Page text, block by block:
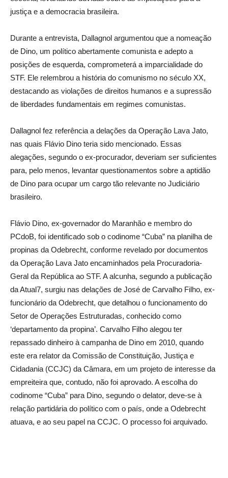
justiça e a democracia brasileira.
Durante a entrevista, Dallagnol argumentou que a nomeação
de Dino, um político abertamente comunista e adepto a
posições de esquerda, comprometerá a imparcialidade do
STF. Ele relembrou a história do comunismo no século XX,
destacando as violações de direitos humanos e a supressão
de liberdades fundamentais em regimes comunistas.
Dallagnol fez referência a delações da Operação Lava Jato,
nas quais Flávio Dino teria sido mencionado. Essas
alegações, segundo o ex-procurador, deveriam ser suficientes
para, pelo menos, levantar questionamentos sobre a aptidão
de Dino para ocupar um cargo tão relevante no Judiciário
brasileiro.
Flávio Dino, ex-governador do Maranhão e membro do
PCdoB, foi identificado sob o codinome “Cuba” na planilha de
propinas da Odebrecht, conforme revelado por documentos
da Operação Lava Jato encaminhados pela Procuradoria-
Geral da República ao STF. A alcunha, segundo a publicação
da Atual7, surgiu nas delações de José de Carvalho Filho, ex-
funcionário da Odebrecht, que detalhou o funcionamento do
Setor de Operações Estruturadas, conhecido como
‘departamento da propina’. Carvalho Filho alegou ter
repassado dinheiro à campanha de Dino em 2010, quando
este era relator da Comissão de Constituição, Justiça e
Cidadania (CCJC) da Câmara, em um projeto de interesse da
empreiteira que, contudo, não foi aprovado. A escolha do
codinome “Cuba” para Dino, segundo o delator, deve-se à
relação partidária do político com o país, onde a Odebrecht
atuava, e ao seu papel na CCJC. O processo foi arquivado.